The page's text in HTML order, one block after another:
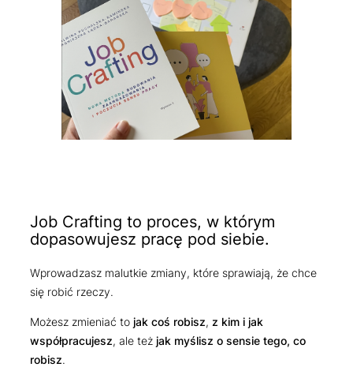
Job Crafting to proces, w którym
dopasowujesz pracę pod siebie.
Wprowadzasz malutkie zmiany, które sprawiają, że chce
się robić rzeczy.
Możesz zmieniać to jak coś robisz, z kim i jak
współpracujesz, ale też jak myślisz o sensie tego, co
robisz.